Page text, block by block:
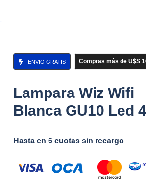
ENVIO GRATIS Compras más de U$S
Lampara Wiz Wifi
Blanca GU10 Led
Hasta en 6 cuotas sin recargo